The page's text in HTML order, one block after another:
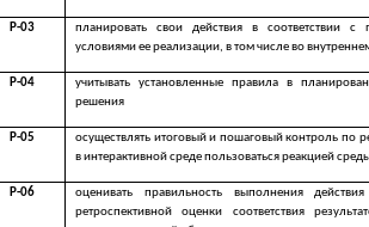
Р-03
планировать свои действия в соответствии с
условиями ее реализации, в том числе во
Р-04
учитывать установленные правила в
решения
Р-05
осуществлять итоговый и пошаговый контроль по
в интерактивной среде пользоваться реакцией
Р-06
оценивать правильность выполнения
ретроспективной оценки соответствия